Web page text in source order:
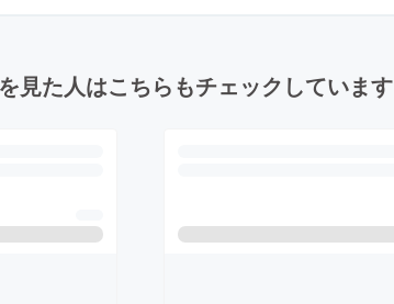
見た人はこちらもチェックしています